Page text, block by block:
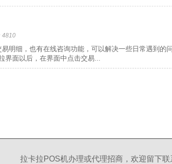
4810
明细，也有在线咨询功能，可以解决一些日常遇到的
面以后，在界面中点击交易...
拉卡拉POS机办理或代理招商，欢迎留下联